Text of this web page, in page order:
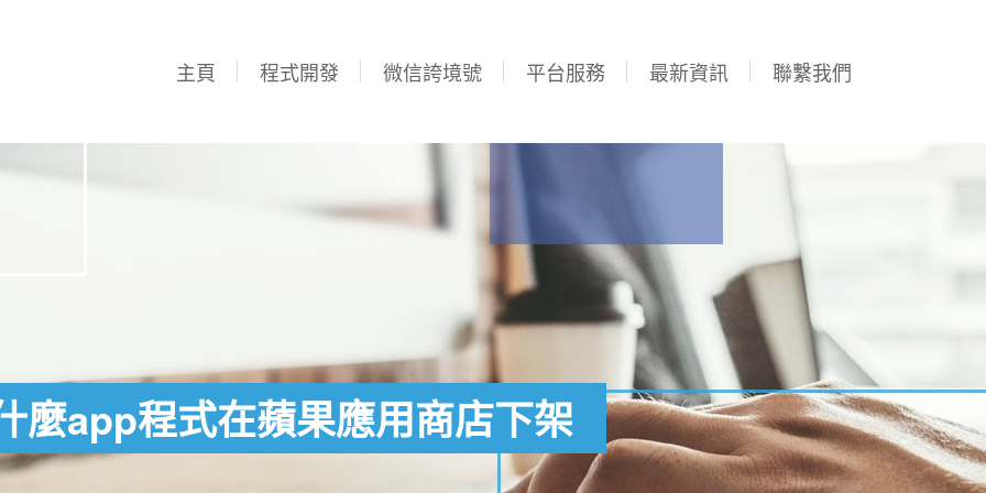
主頁 程式開發 微信誇境號 平台服務 最新資訊 聯繫我們
麼app程式在蘋果應用商店下架